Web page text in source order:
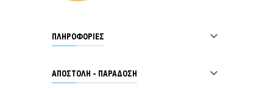
ΠΛΗΡΟΦΟΡΙΕΣ 
ΑΠΟΣΤΟΛΗ - ΠΑΡΑΔΟΣΗ 